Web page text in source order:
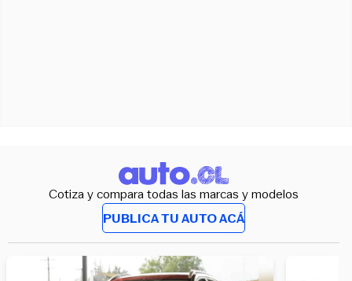
Cotiza y compara todas las marcas y modelos
PUBLICA TU AUTO ACÁ